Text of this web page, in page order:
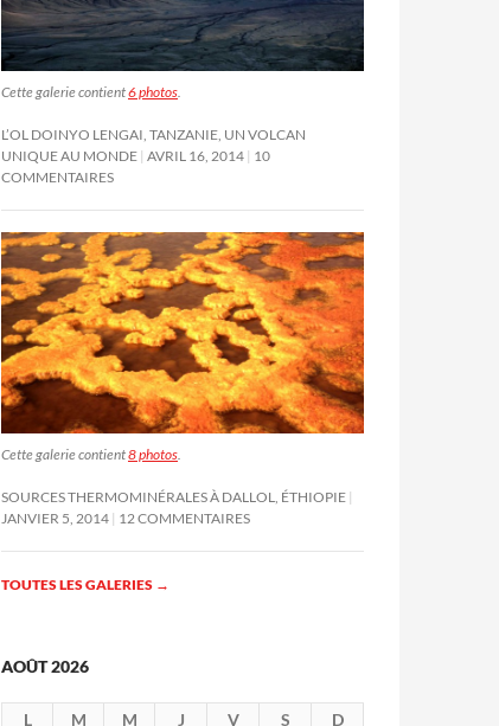
Cette galerie contient6 photos.
L’OL DOINYO LENGAI, TANZANIE, UN VOLCAN
UNIQUE AU MONDE AVRIL 16, 2014 10
COMMENTAIRES
Cette galerie contient8 photos
SOURCES THERMOMINÉRALES À DALLOL, ÉTHIOPIE
JANVIER 5, 2014 12 COMMENTAIRES
TOUTES LES GALERIES →
AOÛT 2026
L M M J V S
D